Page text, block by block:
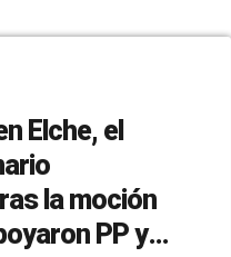
Elche, el
la moción
PP y